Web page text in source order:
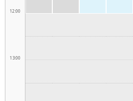
12:00
13:00